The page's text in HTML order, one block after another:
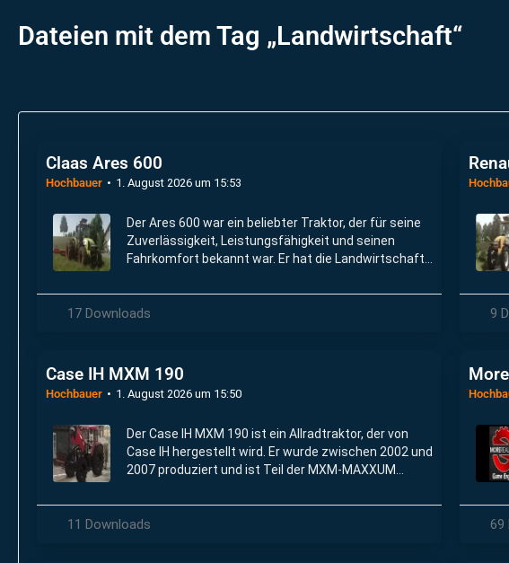
Dateien mit dem Tag „Landwirtschaft“
Claas Ares 600
Hochbauer 1. August 2026 um 15:53
Der Ares 600 war ein beliebter Traktor, der für seine
Zuverlässigkeit, Leistungsfähigkeit und seinen
Fahrkomfort bekannt war. Er hat die Landwirtschaft
17 Downloads 9
Case IH MXM 190
Hochbauer 1. August 2026 um 15:50
Der Case IH MXM 190 ist ein Allradtraktor, der von
Case IH hergestellt wird. Er wurde zwischen 2002 und
2007 produziert und ist Teil der MXM-MAXXUM
11 Downloads 69